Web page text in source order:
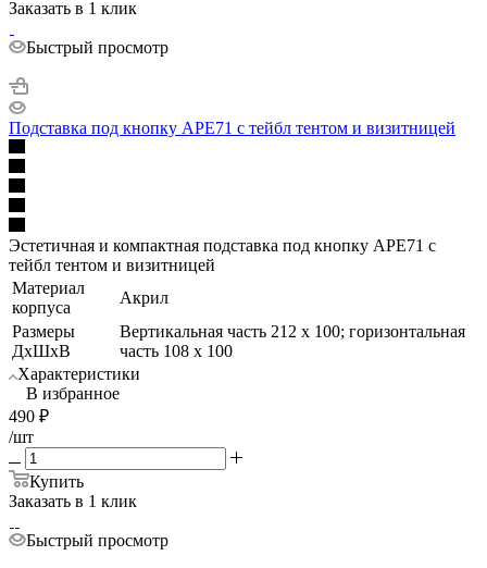
Заказать в 1 клик
Быстрый просмотр
Подставка под кнопку APE71 с тейбл тентом и визитницей
Эстетичная и компактная подставка под кнопку APE71 с
тейбл тентом и визитницей
Материал
корпуса
Акрил
Размеры
ДхШхВ
Вертикальная часть 212 x 100; горизонтальная
часть 108 x 100
Характеристики
В избранное
490 ₽
/шт
Купить
Заказать в 1 клик
Быстрый просмотр